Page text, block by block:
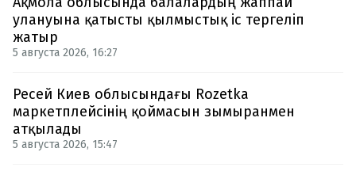
улануына қатысты қылмыстық іс тергеліп
жатыр
5 августа 2026, 16:27
Ресей Киев облысындағы Rozetka
маркетплейсінің қоймасын зымыранмен
атқылады
5 августа 2026, 15:47